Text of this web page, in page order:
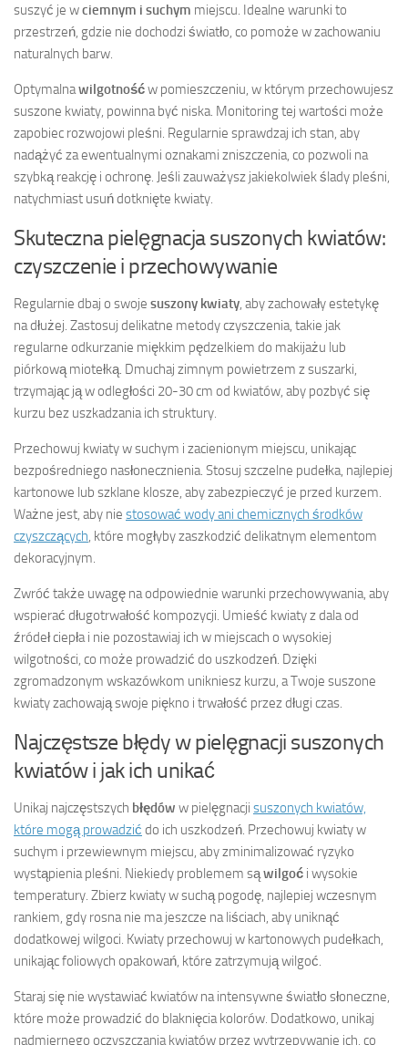
suszyć je wciemnym i suchym miejscu. Idealne warunki to
przestrzeń, gdzie nie dochodzi światło, co pomoże w zachowaniu
naturalnych barw.
Optymalnawilgotnośćw pomieszczeniu, w którym przechowujesz
suszone kwiaty, powinna być niska. Monitoring tej wartości może
zapobiec rozwojowi pleśni. Regularnie sprawdzaj ich stan, aby
nadążyć za ewentualnymi oznakami zniszczenia, co pozwoli na
szybką reakcję i ochronę. Jeśli zauważysz jakiekolwiek ślady pleśni,
natychmiast usuń dotknięte kwiaty.
Skuteczna pielęgnacja suszonych kwiatów:
czyszczenie i przechowywanie
Regularnie dbaj o swoje suszony kwiaty , aby zachowały estetykę
na dłużej. Zastosuj delikatne metody czyszczenia, takie jak
regularne odkurzanie miękkim pędzelkiem do makijażu lub
piórkową miotełką. Dmuchaj zimnym powietrzem z suszarki,
trzymając ją w odległości 20-30 cm od kwiatów, aby pozbyć się
kurzu bez uszkadzania ich struktury.
Przechowuj kwiaty w suchym i zacienionym miejscu, unikając
bezpośredniego nasłonecznienia. Stosuj szczelne pudełka, najlepiej
kartonowe lub szklane klosze, aby zabezpieczyć je przed kurzem.
Ważne jest, aby nie stosować wody ani chemicznych środków
czyszczących , które mogłyby zaszkodzić delikatnym elementom
dekoracyjnym.
Zwróć także uwagę na odpowiednie warunki przechowywania, aby
wspierać długotrwałość kompozycji. Umieść kwiaty z dala od
źródeł ciepła i nie pozostawiaj ich w miejscach o wysokiej
wilgotności, co może prowadzić do uszkodzeń. Dzięki
zgromadzonym wskazówkom unikniesz kurzu, a Twoje suszone
kwiaty zachowają swoje piękno i trwałość przez długi czas.
Najczęstsze błędy w pielęgnacji suszonych
kwiatów i jak ich unikać
Unikaj najczęstszych błędów w pielęgnacji suszonych kwiatów,
które mogą prowadzić do ich uszkodzeń. Przechowuj kwiaty w
suchym i przewiewnym miejscu, aby zminimalizować ryzyko
wystąpienia pleśni. Niekiedy problemem sąwilgoć i wysokie
temperatury. Zbierz kwiaty w suchą pogodę, najlepiej wczesnym
rankiem, gdy rosna nie ma jeszcze na liściach, aby uniknąć
dodatkowej wilgoci. Kwiaty przechowuj w kartonowych pudełkach,
unikając foliowych opakowań, które zatrzymują wilgoć.
Staraj się nie wystawiać kwiatów na intensywne światło słoneczne,
które może prowadzić do blaknięcia kolorów. Dodatkowo, unikaj
nadmiernego oczyszczania kwiatów przez wytrzepywanie ich, co